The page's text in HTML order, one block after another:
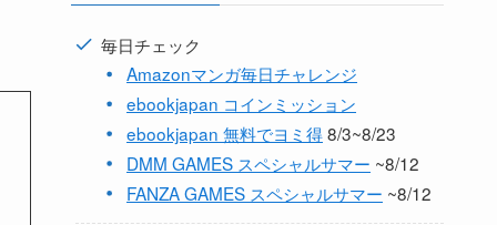
毎日チェック
Amazonマンガ毎日チャレンジ
ebookjapan コインミッション
ebookjapan 無料でヨミ得8/3~8/23
DMM GAMES スペシャルサマー ~8/12
FANZA GAMES スペシャルサマー ~8/12